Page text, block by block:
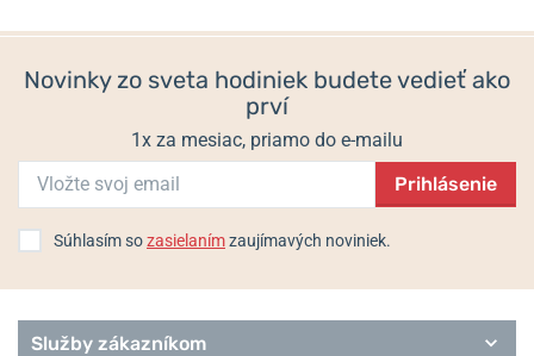
Novinky zo sveta hodiniek budete vedieť ako
prví
1x za mesiac, priamo do e-mailu
Prihlásenie
Súhlasím sozasielanímzaujímavých noviniek.
Služby zákazníkom